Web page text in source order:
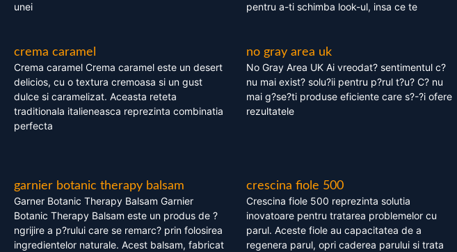
unei
pentru a-ti schimba look-ul, insa ce te
crema caramel
Crema caramel Crema caramel este un desert
delicios, cu o textura cremoasa si un gust
dulce si caramelizat. Aceasta reteta
traditionala italieneasca reprezinta combinatia
perfecta
no gray area uk
No Gray Area UK Ai vreodat? sentimentul c?
nu mai exist? solu?ii pentru p?rul t?u? C? nu
mai g?se?ti produse eficiente care s?-?i ofere
rezultatele
garnier botanic therapy balsam
Garner Botanic Therapy Balsam Garnier
Botanic Therapy Balsam este un produs de ?
ngrijire a p?rului care se remarc? prin folosirea
ingredientelor naturale. Acest balsam, fabricat
crescina fiole 500
Crescina fiole 500 reprezinta solutia
inovatoare pentru tratarea problemelor cu
parul. Aceste fiole au capacitatea de a
regenera parul, opri caderea parului si trata